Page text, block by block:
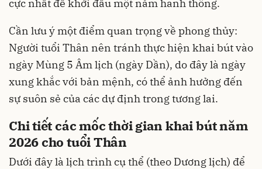
cực nhất để khởi đầu một năm hanh thông.
Cần lưu ý một điểm quan trọng về phong thủy:
Người tuổi Thân nên tránh thực hiện khai bút vào
ngày Mùng 5 Âm lịch (ngày Dần), do đây là ngày
xung khắc với bản mệnh, có thể ảnh hưởng đến
sự suôn sẻ của các dự định trong tương lai.
Chi tiết các mốc thời gian khai bút năm
2026 cho tuổi Thân
Dưới đây là lịch trình cụ thể (theo Dương lịch) để